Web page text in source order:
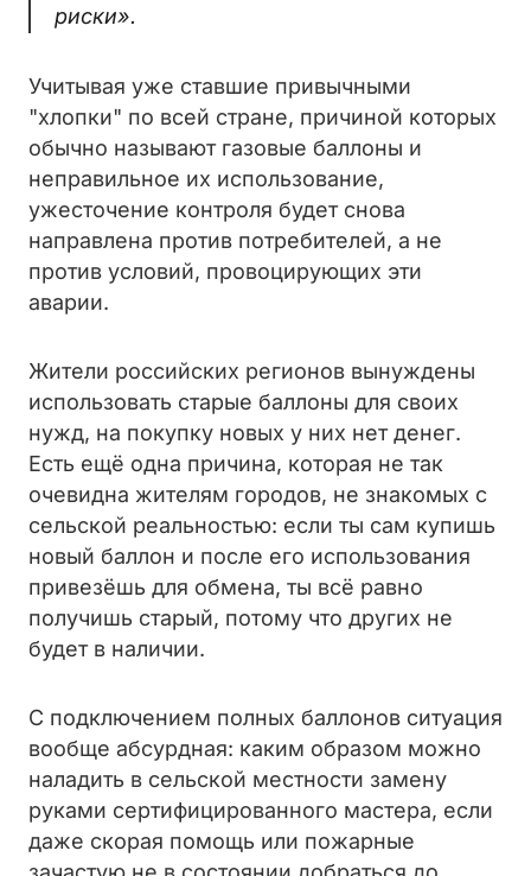
риски».
Учитывая уже ставшие привычными
"хлопки" по всей стране, причиной которых
обычно называют газовые баллоны и
неправильное их использование,
ужесточение контроля будет снова
направлена против потребителей, а не
против условий, провоцирующих эти
аварии.
Жители российских регионов вынуждены
использовать старые баллоны для своих
нужд, на покупку новых у них нет денег.
Есть ещё одна причина, которая не так
очевидна жителям городов, не знакомых с
сельской реальностью: если ты сам купишь
новый баллон и после его использования
привезёшь для обмена, ты всё равно
получишь старый, потому что других не
будет в наличии.
С подключением полных баллонов ситуация
вообще абсурдная: каким образом можно
наладить в сельской местности замену
руками сертифицированного мастера, если
даже скорая помощь или пожарные